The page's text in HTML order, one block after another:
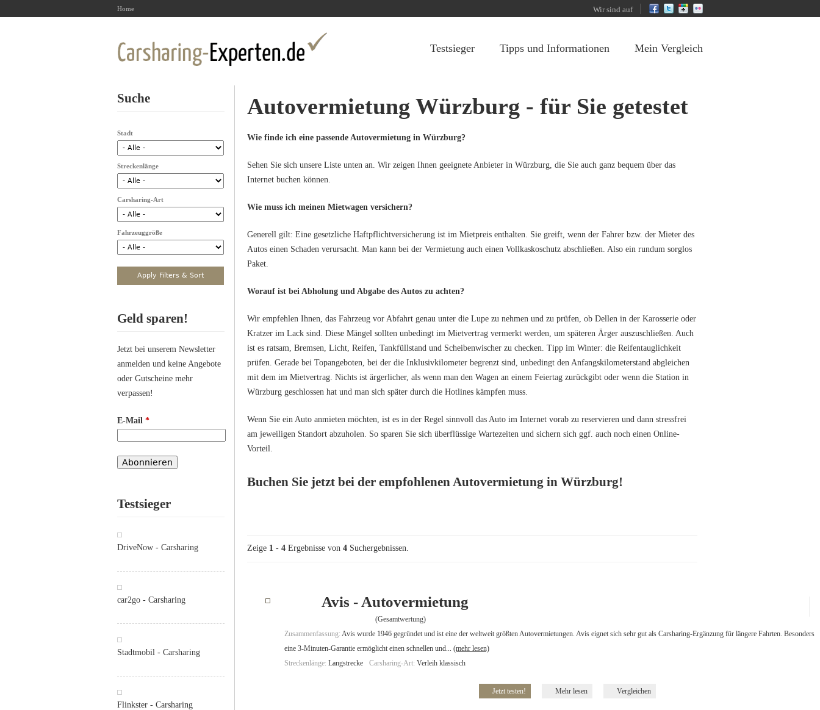
Home Wir sind auf
Testsieger Tipps und Informationen Mein Vergleich
Autovermietung Würzburg - für Sie getestet
Wie finde ich eine passende Autovermietung in Würzburg?
Sehen Sie sich unsere Liste unten an. Wir zeigen Ihnen geeignete Anbieter in Würzburg, die Sie auch ganz bequem über das
Internet buchen können.
Wie muss ich meinen Mietwagen versichern?
Generell gilt: Eine gesetzliche Haftpflichtversicherung ist im Mietpreis enthalten. Sie greift, wenn der Fahrer bzw. der Mieter des
Autos einen Schaden verursacht. Man kann bei der Vermietung auch einen Vollkaskoschutz abschließen. Also ein rundum sorglos
Paket.
Worauf ist bei Abholung und Abgabe des Autos zu achten?
Wir empfehlen Ihnen, das Fahrzeug vor Abfahrt genau unter die Lupe zu nehmen und zu prüfen, ob Dellen in der Karosserie oder
Kratzer im Lack sind. Diese Mängel sollten unbedingt im Mietvertrag vermerkt werden, um späteren Ärger auszuschließen. Auch
ist es ratsam, Bremsen, Licht, Reifen, Tankfüllstand und Scheibenwischer zu checken. Tipp im Winter: die Reifentauglichkeit
prüfen. Gerade bei Topangeboten, bei der die Inklusivkilometer begrenzt sind, unbedingt den Anfangskilometerstand abgleichen
mit dem im Mietvertrag. Nichts ist ärgerlicher, als wenn man den Wagen an einem Feiertag zurückgibt oder wenn die Station in
Würzburg geschlossen hat und man sich später durch die Hotlines kämpfen muss.
Wenn Sie ein Auto anmieten möchten, ist es in der Regel sinnvoll das Auto im Internet vorab zu reservieren und dann stressfrei
am jeweiligen Standort abzuholen. So sparen Sie sich überflüssige Wartezeiten und sichern sich ggf. auch noch einen Online-
Vorteil.
Buchen Sie jetzt bei der empfohlenen Autovermietung in Würzburg!
Zeige 1 - 4 Ergebnisse von 4 Suchergebnissen.
Avis - Autovermietung
(Gesamtwertung)
Zusammenfassung: Avis wurde 1946 gegründet und ist eine der weltweit größten Autovermietungen. Avis eignet sich sehr gut als Carsharing-Ergänzung für längere Fahrten. Besonders
eine 3-Minuten-Garantie ermöglicht einen schnellen und... (mehr lesen)
Streckenlänge: Langstrecke Carsharing-Art: Verleih klassisch
Jetzt testen! Mehr lesen Vergleichen
Suche
Stadt
Streckenlänge
Carsharing-Art
Fahrzeuggröße
Geld sparen!
Jetzt bei unserem Newsletter
anmelden und keine Angebote
oder Gutscheine mehr
verpassen!
E-Mail *
Testsieger
DriveNow - Carsharing
car2go - Carsharing
Stadtmobil - Carsharing
Flinkster - Carsharing